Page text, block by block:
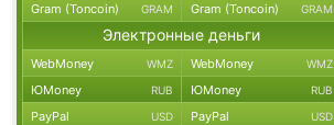
Gram (Toncoin) GRAM Gram (Toncoin) GRAM
Электронные деньги
WebMoney WMZ WebMoney WMZ
ЮMoney RUB ЮMoney RUB
PayPal USD PayPal USD